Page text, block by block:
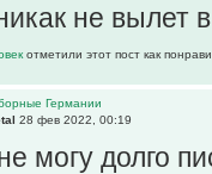
не вылет
отметили этот пост как
Германии
28 фев 2022, 00:19
могу долго